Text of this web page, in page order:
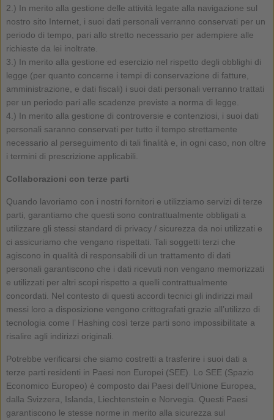
2.) In merito alla gestione delle attività legate alla navigazione sul
nostro sito Internet, i suoi dati personali verranno conservati per un
periodo di tempo, pari allo stretto necessario per adempiere alle
richieste da lei inoltrate.
3.) In merito alla gestione ed esercizio nel rispetto degli obblighi di
legge (per quanto concerne i tempi di conservazione di fatture,
amministrazione, e dati fiscali) i suoi dati personali verranno trattati
per un periodo pari alle scadenze previste a norma di legge.
4.) In merito alla gestione di controversie e contenziosi, i suoi dati
personali saranno conservati per tutto il tempo strettamente
necessario al perseguimento di tali finalità e, in ogni caso, non oltre
i termini di prescrizione applicabili.
Collaborazioni con terze parti
Quando lavoriamo con i nostri fornitori e utilizziamo servizi di terze
parti, garantiamo che questi sono contrattualmente obbligati a
utilizzare gli stessi standard di privacy / sicurezza da noi utilizzati e
ci assicuriamo che vengano rispettati. Tali soggetti terzi che
agiscono in qualità di responsabili di un trattamento di dati
personali garantiscono che i dati ricevuti non vengano memorizzati
e utilizzati per altri scopi rispetto a quelli contrattualmente
concordati. Nel contesto di questi accordi tecnici gli indirizzi mail
messi loro a disposizione vengono crittografati grazie all’utilizzo di
tecnologia come l’ Hashing così terze parti sono impossibilitate a
risalire agli indirizzi originali.
Potrebbe verificarsi che siamo costretti a trasferire i suoi dati a
terze parti residenti in Paesi non Europei (SEE). Lo SEE (Spazio
Economico Europeo) è composto dai Paesi dell’Unione Europea,
dalla Svizzera, Islanda, Liechtenstein e Norvegia. Questi Paesi
garantiscono le stesse norme in merito alla sicurezza sul